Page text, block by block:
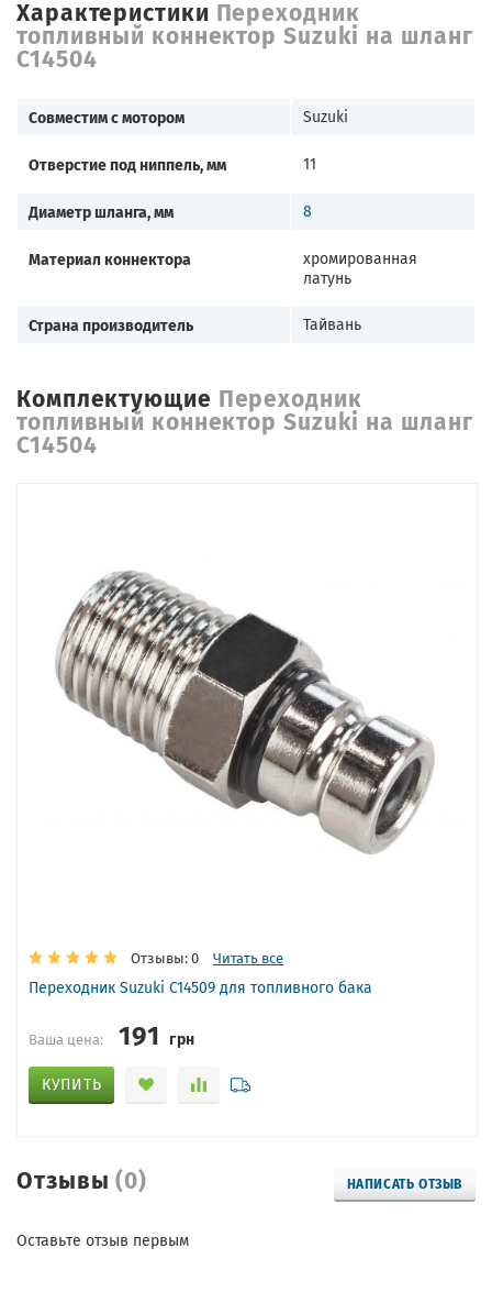
Отзывы(0) НАПИСАТЬ ОТЗЫВ
Оставьте отзыв первым
Характеристики Переходник
топливный коннектор Suzuki на шланг
C14504
Совместим с мотором Suzuki
Отверстие под ниппель, мм 11
Диаметр шланга, мм 8
Материал коннектора
хромированная
латунь
Страна производитель Тайвань
Комплектующие Переходник
топливный коннектор Suzuki на шланг
C14504
Отзывы: 0 Читать все
Переходник Suzuki C14509 для топливного бака
Ваша цена: 191 грн
КУПИТЬ